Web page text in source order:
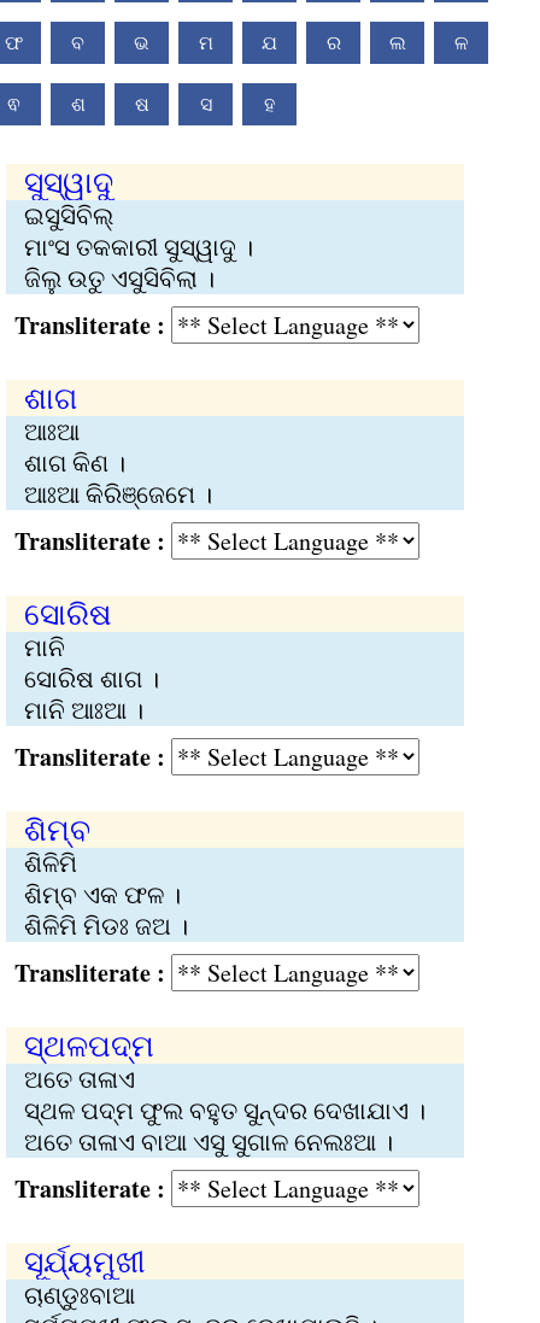
ଫ ବ ଭ ମ ଯ ର ଲ ଳ
ଵ ଶ ଷ ସ ହ
ସୁସ୍ୱାଦୁ
ଇସୁସିବିଲ୍‍
ମାଂସ ତକକାରୀ ସୁସ୍ୱାଦୁ ।
ଜିଲୁ ଉତୁ ଏସୁସିବିଲା ।
:
ଶାଗ
ଆଃଆ
ଶାଗ କିଣ ।
ଆଃଆ କିରିଞ୍ଜେମେ ।
:
ସୋରିଷ
ମାନି
ସୋରିଷ ଶାଗ ।
ମାନି ଆଃଆ ।
:
ଶିମ୍ବ
ଶିଳିମି
ଶିମ୍ବ ଏକ ଫଳ ।
ଶିଳିମି ମିଡଃ ଜଅ ।
:
ସ୍ଥଳପଦ୍ମ
ଅତେ ତାଳାଏ
ସ୍ଥଳ ପଦ୍ମ ଫୁଲ ବହୁତ ସୁନ୍ଦର ଦେଖାଯାଏ ।
ଅତେ ତାଳାଏ ବାଆ ଏସୁ ସୁଗାଳ ନେଲଃଆ ।
:
ସୂର୍ଯ୍ୟମୁଖୀ
ଚାଣ୍ଡୁଃବାଆ